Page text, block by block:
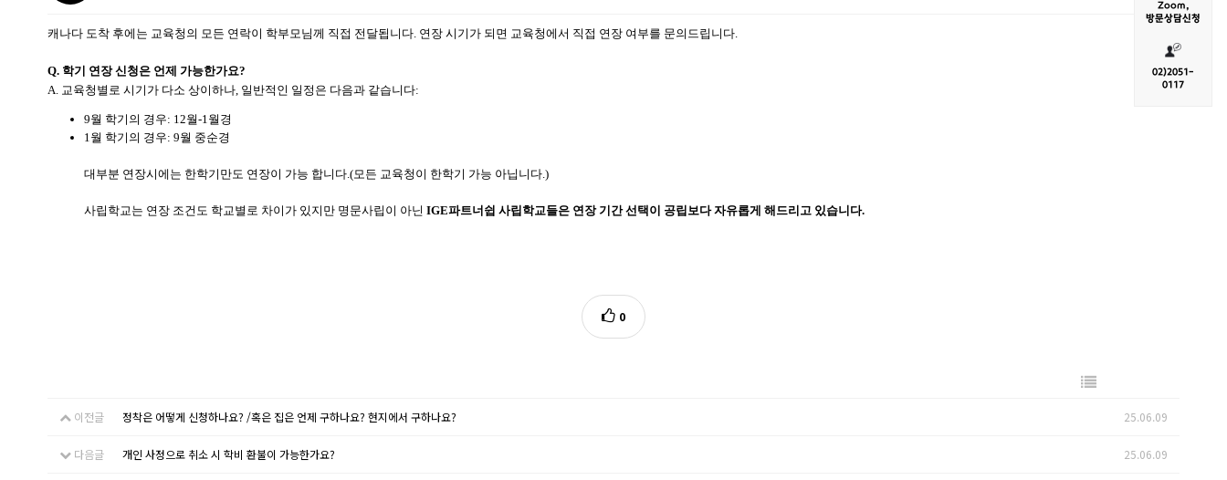
캐나다 도착 후에는 교육청의 모든 연락이 학부모님께 직접 전달됩니다. 연장 시기가 되면 교육청에서 직접 연장 여부를 문의드립니다.
Q. 학기 연장 신청은 언제 가능한가요?
A. 교육청별로 시기가 다소 상이하나, 일반적인 일정은 다음과 같습니다:
9월 학기의 경우: 12월-1월경
1월 학기의 경우: 9월 중순경
대부분 연장시에는 한학기만도 연장이 가능 합니다.(모든 교육청이 한학기 가능 아닙니다.)
사립학교는 연장 조건도 학교별로 차이가 있지만 명문사립이 아닌 IGE파트너쉽 사립학교들은 연장 기간 선택이 공립보다 자유롭게 해드리고 있습니다.
0
이전글 정착은 어떻게 신청하나요? /혹은 집은 언제 구하나요? 현지에서 구하나요? 25.06.09
다음글 개인 사정으로 취소 시 학비 환불이 가능한가요? 25.06.09
Zoom,
방문상담신청
02)2051-
0117